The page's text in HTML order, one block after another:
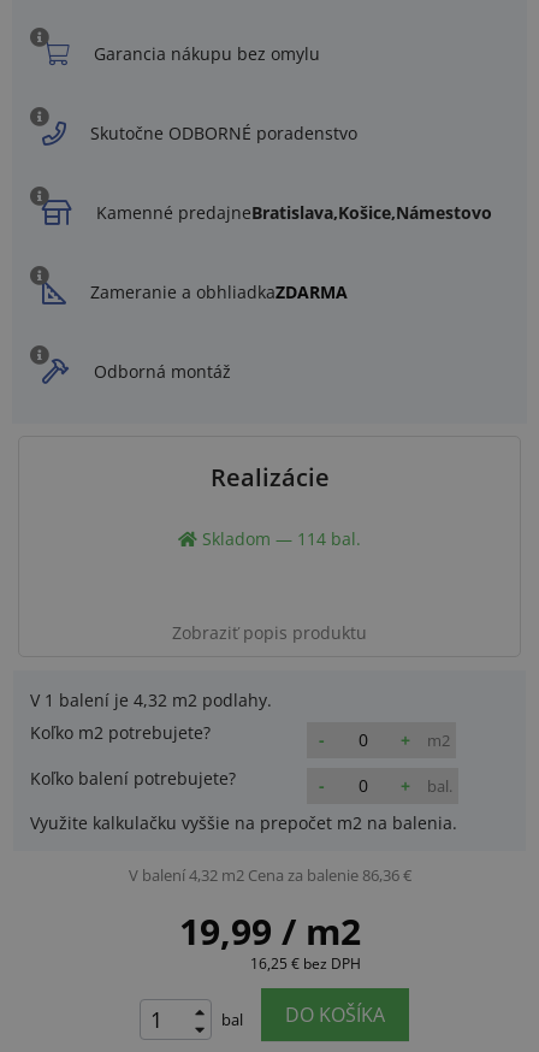
Garancia nákupu bez omylu
Skutočne ODBORNÉ poradenstvo
Kamenné predajneBratislava,Košice,Námestovo
Zameranie a obhliadkaZDARMA
Odborná montáž
Realizácie
Skladom — 114 bal.
Zobraziť popis produktu
V 1 balení je 4,32 m2 podlahy.
Koľko m2 potrebujete?
- + m2
Koľko balení potrebujete? - + bal.
Využite kalkulačku vyššie na prepočet m2 na balenia.
V balení 4,32 m2 Cena za balenie 86,36 €
19,99 / m2
16,25 € bez DPH
bal DO KOŠÍKA